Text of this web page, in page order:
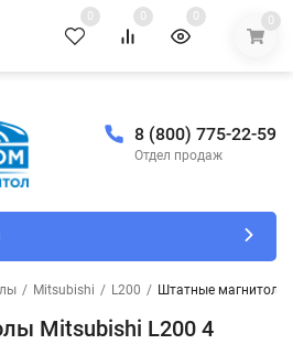
0 0 0 0
8 (800) 775-22-59
Отдел продаж
/ Mitsubishi / L200 / Штатные магнитолы
Mitsubishi L200 4